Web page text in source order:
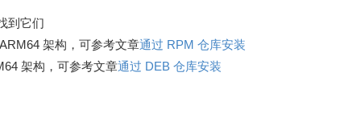
到它们
架构，可参考文章通过 RPM 仓库安装
架构，可参考文章通过 DEB 仓库安装